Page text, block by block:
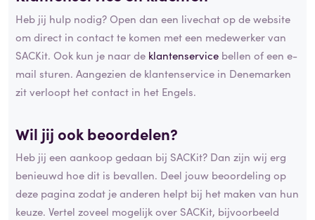
Heb jij hulp nodig? Open dan een livechat op de website
om direct in contact te komen met een medewerker van
SACKit. Ook kun je naar de klantenservice bellen of een e-
mail sturen. Aangezien de klantenservice in Denemarken
zit verloopt het contact in het Engels.
Wil jij ook beoordelen?
Heb jij een aankoop gedaan bij SACKit? Dan zijn wij erg
benieuwd hoe dit is bevallen. Deel jouw beoordeling op
deze pagina zodat je anderen helpt bij het maken van hun
keuze. Vertel zoveel mogelijk over SACKit, bijvoorbeeld